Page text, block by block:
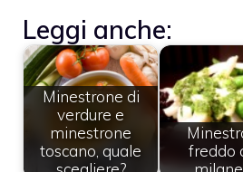
Leggi anche:
Minestrone di
verdure e
minestrone
toscano, quale
freddo